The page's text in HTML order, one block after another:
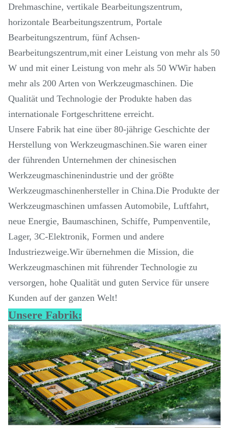
Drehmaschine, vertikale Bearbeitungszentrum,
horizontale Bearbeitungszentrum, Portale
Bearbeitungszentrum, fünf Achsen-
Bearbeitungszentrum,mit einer Leistung von mehr als 50
W und mit einer Leistung von mehr als 50 WWir haben
mehr als 200 Arten von Werkzeugmaschinen. Die
Qualität und Technologie der Produkte haben das
internationale Fortgeschrittene erreicht.
Unsere Fabrik hat eine über 80-jährige Geschichte der
Herstellung von Werkzeugmaschinen.Sie waren einer
der führenden Unternehmen der chinesischen
Werkzeugmaschinenindustrie und der größte
Werkzeugmaschinenhersteller in China.Die Produkte der
Werkzeugmaschinen umfassen Automobile, Luftfahrt,
neue Energie, Baumaschinen, Schiffe, Pumpenventile,
Lager, 3C-Elektronik, Formen und andere
Industriezweige.Wir übernehmen die Mission, die
Werkzeugmaschinen mit führender Technologie zu
versorgen, hohe Qualität und guten Service für unsere
Kunden auf der ganzen Welt!
Unsere Fabrik: